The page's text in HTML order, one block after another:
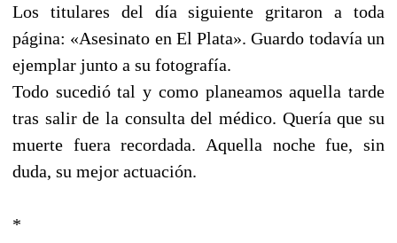
Los titulares del día siguiente gritaron a toda
página: «Asesinato en El Plata». Guardo todavía un
ejemplar junto a su fotografía.
Todo sucedió tal y como planeamos aquella tarde
tras salir de la consulta del médico. Quería que su
muerte fuera recordada. Aquella noche fue, sin
duda, su mejor actuación.
*